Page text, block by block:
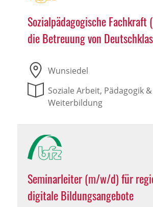
Sozialpädagogische
die Betreuung von
Wunsiedel
Soziale Arbeit, Pädagogik &
Weiterbildung
Seminarleiter (m/w/d) für
digitale Bildungsangebote